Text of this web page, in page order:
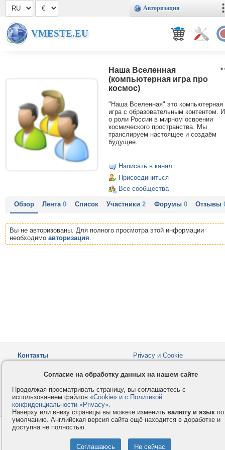
Авторизация
VMESTE.EU
Наша Вселенная
(компьютерная игра про
космос)
"Наша Вселенная" это компьютерная
игра с образовательным контентом.
о роли России в мирном освоении
космического пространства. Мы
транслируем настоящее и создаём
будущее.
Написать в канал
Присоединиться
Все сообщества
Обзор Лента0 Список Участники2 Форумы 0 Отзывы
Вы не авторизованы. Для полного просмотра этой информации
необходимо авторизация.
Контакты
Privacy и Cookie
Как оплатить
Форумы
© 2008-2026VMESTE.EU
Согласие на обработку данных на нашем сайте
Продолжая просматривать страницу, вы соглашаетесь с
использованием файлов «Cookie» и с Политикой
конфиденциальности «Privacy».
Наверху или внизу страницы вы можете изменить валюту и язык по
умолчанию. Английская версия сайта ещё находится в доработке и
доступна не полностью.